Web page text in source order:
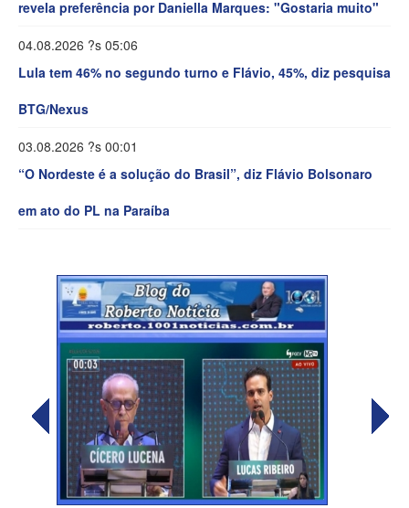
revela preferência por Daniella Marques: "Gostaria muito"
04.08.2026 ?s 05:06
Lula tem 46% no segundo turno e Flávio, 45%, diz pesquisa
BTG/Nexus
03.08.2026 ?s 00:01
“O Nordeste é a solução do Brasil”, diz Flávio Bolsonaro
em ato do PL na Paraíba